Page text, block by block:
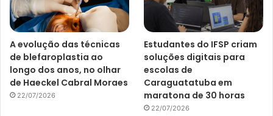
A evolução das técnicas
de blefaroplastia ao
longo dos anos, no olhar
de Haeckel Cabral Moraes
22/07/2026
Estudantes do IFSP criam
soluções digitais para
escolas de
Caraguatatuba em
maratona de 30 horas
22/07/2026